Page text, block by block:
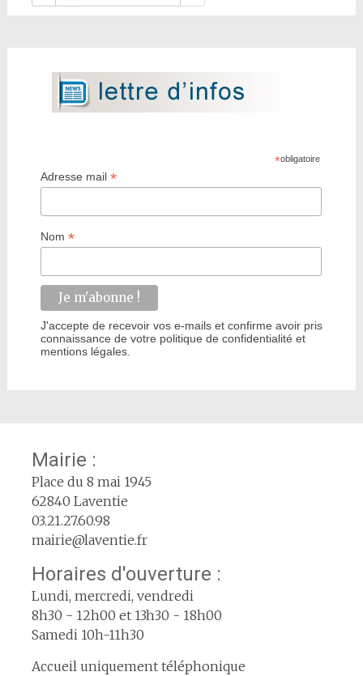
*obligatoire
Adresse mail*
Nom*
J'accepte de recevoir vos e-mails et confirme avoir pris
connaissance de votre politique de confidentialité et
mentions légales.
Mairie :
Place du 8 mai 1945
62840 Laventie
03.21.27.60.98
mairie@laventie.fr
Horaires d'ouverture :
Lundi, mercredi, vendredi
8h30 - 12h00 et 13h30 - 18h00
Samedi 10h-11h30
Accueil uniquement téléphonique